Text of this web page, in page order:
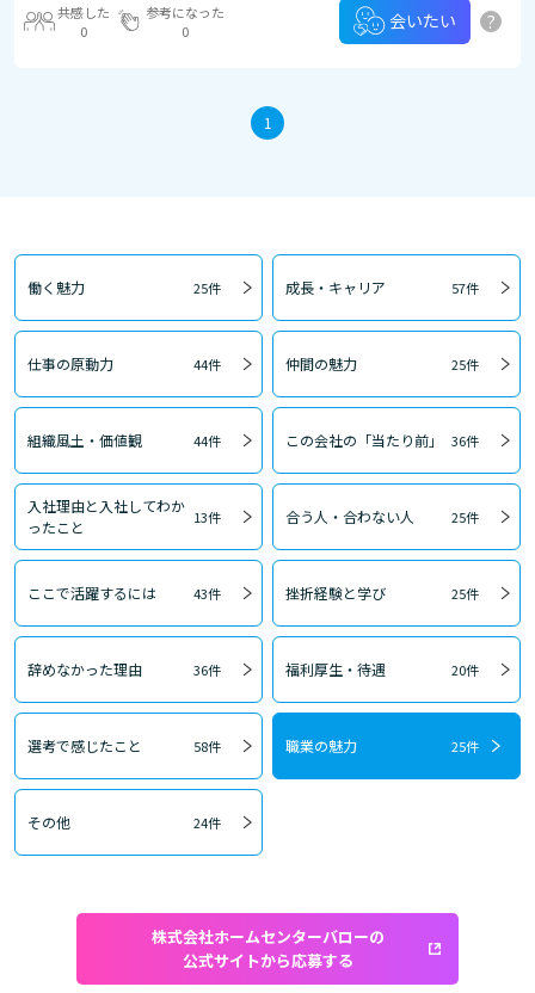
共感した
0
参考になった
0
会いたい ?
1
働く魅力 25件 成長・キャリア 57件
仕事の原動力 44件 仲間の魅力 25件
組織風土・価値観 44件 この会社の「当たり前」 36件
入社理由と入社してわか
ったこと
13件 合う人・合わない人 25件
ここで活躍するには 43件 挫折経験と学び 25件
辞めなかった理由 36件 福利厚生・待遇 20件
選考で感じたこと 58件 職業の魅力 25件
その他 24件
株式会社ホームセンターバローの
公式サイトから応募する